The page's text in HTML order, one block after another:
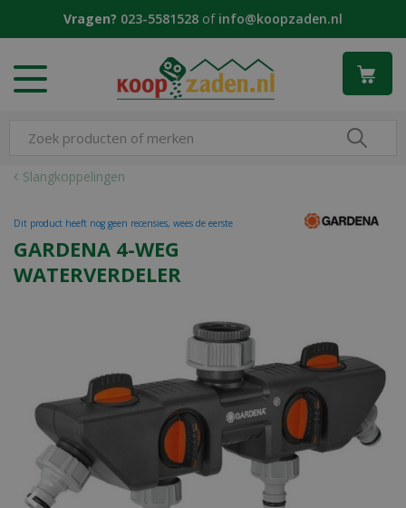
Slangkoppelingen
Vragen? 023-5581528 of info@koopzaden.nl
GARDENA 4-WEG
WATERVERDELER
Dit product heeft nog geen recensies, wees de eerste